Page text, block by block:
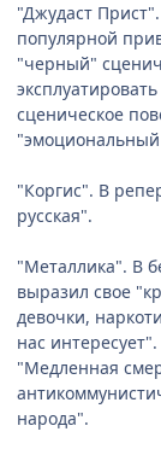
"Джудаст
популярной
"черный"
сценическое
"Коргис". В
русская".
"Металлика". В
выразил свое
девочки,
нас
"Медленная
народа".